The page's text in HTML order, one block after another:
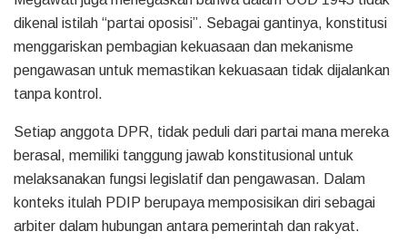
dikenal istilah “partai oposisi”. Sebagai gantinya, konstitusi
menggariskan pembagian kekuasaan dan mekanisme
pengawasan untuk memastikan kekuasaan tidak dijalankan
tanpa kontrol.
Setiap anggota DPR, tidak peduli dari partai mana mereka
berasal, memiliki tanggung jawab konstitusional untuk
melaksanakan fungsi legislatif dan pengawasan. Dalam
konteks itulah PDIP berupaya memposisikan diri sebagai
arbiter dalam hubungan antara pemerintah dan rakyat.